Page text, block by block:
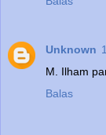
Unknown
M. Ilham
Balas